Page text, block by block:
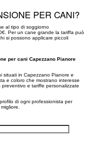
PER CANI?
al tipo di soggiorno
Per un cane grande la tariffa può
si possono applicare piccoli
per cani Capezzano Pianore
situati in Capezzano Pianore e
e coloro che mostrano interesse
e tariffe personalizzate
di ogni professionista per